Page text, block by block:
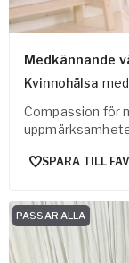
Medkännande
Kvinnohälsa med
Compassion för
SPARA TILL
PASSAR ALLA